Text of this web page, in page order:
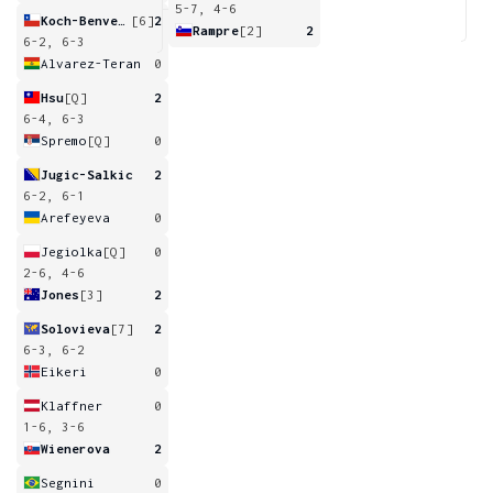
[6]2
6-2, 6-3
Alvarez-Teran
0
Hsu[Q]
2
6-4, 6-3
Spremo [Q] 0
Jugic-Salkic
2
6-2, 6-1
Arefeyeva
0
Jegiolka [Q]
0
2-6, 4-6
Jones [3] 2
Solovieva[7]
2
6-3, 6-2
Eikeri
0
Klaffner
0
1-6, 3-6
Wienerova
2
Segnini
0
5-7, 4-6
Rampre[2] 2